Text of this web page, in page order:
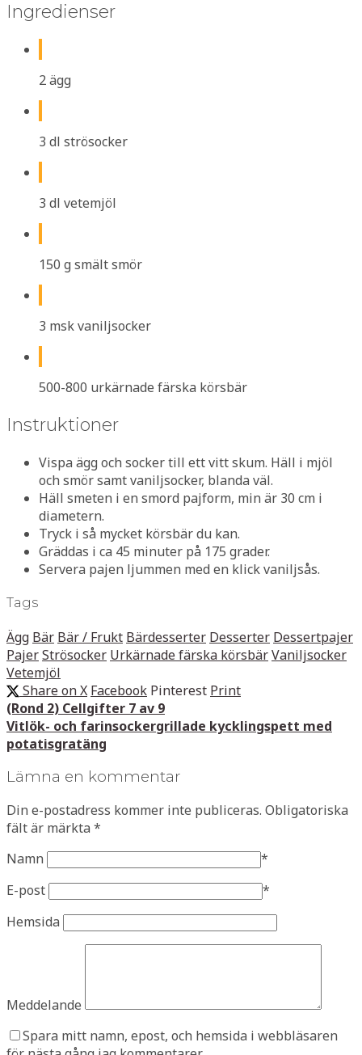
Ingredienser
2 ägg
3 dl strösocker
3 dl vetemjöl
150 g smält smör
3 msk vaniljsocker
500-800 urkärnade färska körsbär
Instruktioner
Vispa ägg och socker till ett vitt skum. Häll i mjöl
och smör samt vaniljsocker, blanda väl.
Häll smeten i en smord pajform, min är 30 cm i
diametern.
Tryck i så mycket körsbär du kan.
Gräddas i ca 45 minuter på 175 grader.
Servera pajen ljummen med en klick vaniljsås.
Tags
Ägg Bär Bär / Frukt Bärdesserter Desserter Dessertpajer
PajerStrösocker Urkärnade färska körsbärVaniljsocker
Vetemjöl
Share on X Facebook Pinterest Print
(Rond 2) Cellgifter 7 av 9
Vitlök- och farinsockergrillade kycklingspett med
potatisgratäng
Lämna en kommentar
Din e-postadress kommer inte publiceras. Obligatoriska
fält är märkta *
Namn
*
E-post
*
Hemsida
Meddelande
Spara mitt namn, epost, och hemsida i webbläsaren